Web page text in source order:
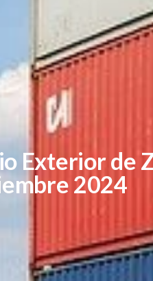
Exterior de
2024